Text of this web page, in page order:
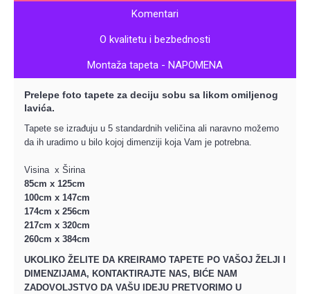
Komentari
O kvalitetu i bezbednosti
Montaža tapeta - NAPOMENA
Prelepe foto tapete za deciju sobu sa likom omiljenog
lavića.
Tapete se izrađuju u 5 standardnih veličina ali naravno možemo
da ih uradimo u bilo kojoj dimenziji koja Vam je potrebna.
Visina x Širina
85cm x 125cm
100cm x 147cm
174cm x 256cm
217cm x 320cm
260cm x 384cm
UKOLIKO ŽELITE DA KREIRAMO TAPETE PO VAŠOJ ŽELJI I
DIMENZIJAMA, KONTAKTIRAJTE NAS, BIĆE NAM
ZADOVOLJSTVO DA VAŠU IDEJU PRETVORIMO U